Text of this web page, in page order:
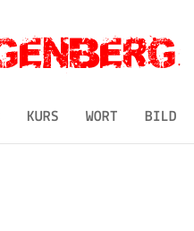
KURS WORT BILD